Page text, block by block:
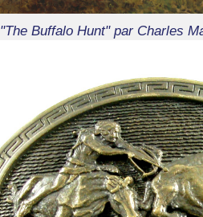
"The Buffalo Hunt" par Charles